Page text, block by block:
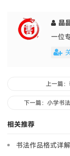
品
一位
上一篇
下一篇：小学书
相关推荐
书法作品格式详